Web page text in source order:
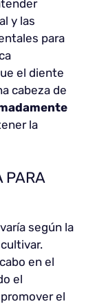
y las
para
el diente
cabeza de
la
PARA
varía según la
en el
el
el